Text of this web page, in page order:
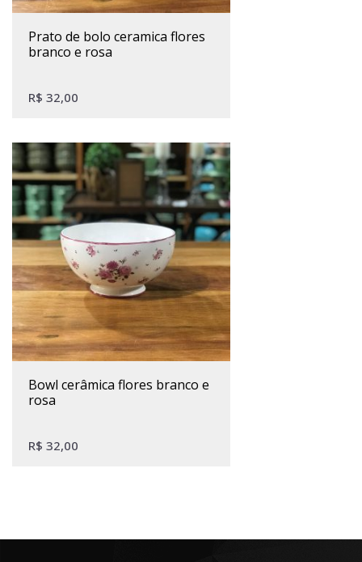
prato de bolo ceramica flores
branco e rosa
R$ 32,00
bowl cerâmica flores branco e
rosa
R$ 32,00